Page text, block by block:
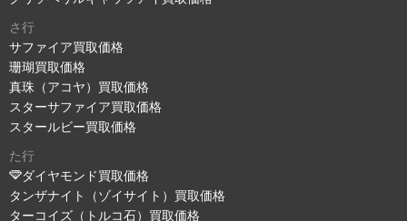
さ行
サファイア買取価格
珊瑚買取価格
真珠（アコヤ）買取価格
スターサファイア買取価格
スタールビー買取価格
た行
ダイヤモンド買取価格
タンザナイト（ゾイサイト）買取価格
ターコイズ（トルコ石）買取価格